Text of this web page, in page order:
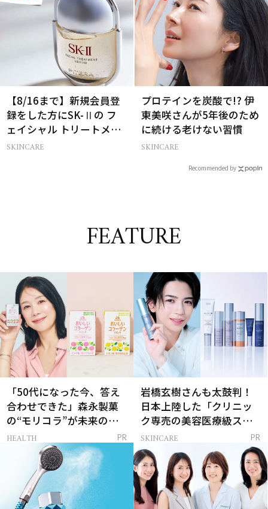
【8/16まで】新規会員登
録をした方にSK-Ⅱの フ
ェイシャル トリートメン
ト セラムをプレゼント！
SKINCARE
プロテインを炭酸で!? 伊
東美咲さんが5年後のため
に続ける老けない習慣
SKINCARE
Recommended by
FEATURE
「50代になった今、答え
合わせできた」森永製菓
の“モリコラ”が未来のキ
レイを連れてくる！
HEALTH PR
岩橋玄樹さんも太鼓判！
日本上陸した「クリニッ
ク専売の美容医療級スキ
ンケア」
SKINCARE PR